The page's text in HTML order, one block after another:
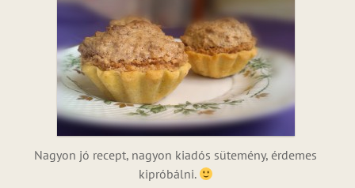
Nagyon jó recept, nagyon kiadós sütemény, érdemes
kipróbálni.